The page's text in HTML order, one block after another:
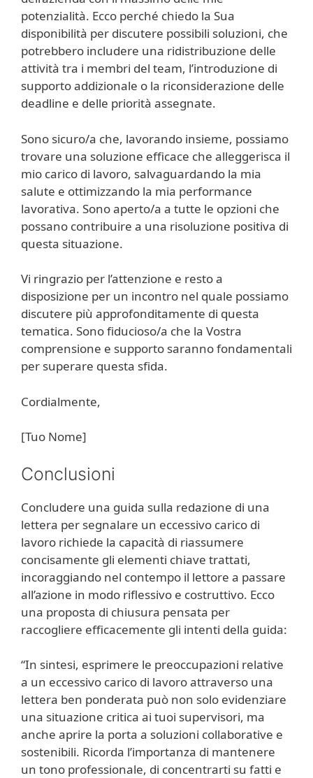
potenzialità. Ecco perché chiedo la Sua
disponibilità per discutere possibili soluzioni, che
potrebbero includere una ridistribuzione delle
attività tra i membri del team, l’introduzione di
supporto addizionale o la riconsiderazione delle
deadline e delle priorità assegnate.
Sono sicuro/a che, lavorando insieme, possiamo
trovare una soluzione efficace che alleggerisca il
mio carico di lavoro, salvaguardando la mia
salute e ottimizzando la mia performance
lavorativa. Sono aperto/a a tutte le opzioni che
possano contribuire a una risoluzione positiva di
questa situazione.
Vi ringrazio per l’attenzione e resto a
disposizione per un incontro nel quale possiamo
discutere più approfonditamente di questa
tematica. Sono fiducioso/a che la Vostra
comprensione e supporto saranno fondamentali
per superare questa sfida.
Cordialmente,
[Tuo Nome]
Conclusioni
Concludere una guida sulla redazione di una
lettera per segnalare un eccessivo carico di
lavoro richiede la capacità di riassumere
concisamente gli elementi chiave trattati,
incoraggiando nel contempo il lettore a passare
all’azione in modo riflessivo e costruttivo. Ecco
una proposta di chiusura pensata per
raccogliere efficacemente gli intenti della guida:
“In sintesi, esprimere le preoccupazioni relative
a un eccessivo carico di lavoro attraverso una
lettera ben ponderata può non solo evidenziare
una situazione critica ai tuoi supervisori, ma
anche aprire la porta a soluzioni collaborative e
sostenibili. Ricorda l’importanza di mantenere
un tono professionale, di concentrarti su fatti e